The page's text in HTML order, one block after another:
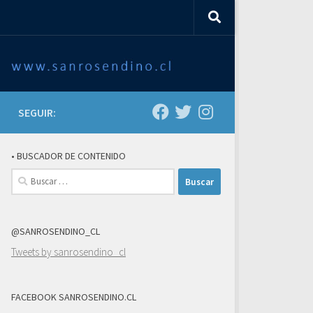
SEGUIR:
• BUSCADOR DE CONTENIDO
Buscar:
@SANROSENDINO_CL
Tweets by sanrosendino_cl
FACEBOOK SANROSENDINO.CL